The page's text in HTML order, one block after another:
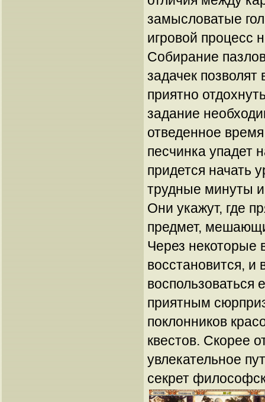
замысловатые
игровой процесс
Собирание
задачек
приятно
задание
отведенное
песчинка упадет
придется начать
трудные минуты
Они укажут, где
предмет,
Через некоторые
восстановится, и
воспользоваться
приятным
поклонников
квестов. Скорее
увлекательное
секрет